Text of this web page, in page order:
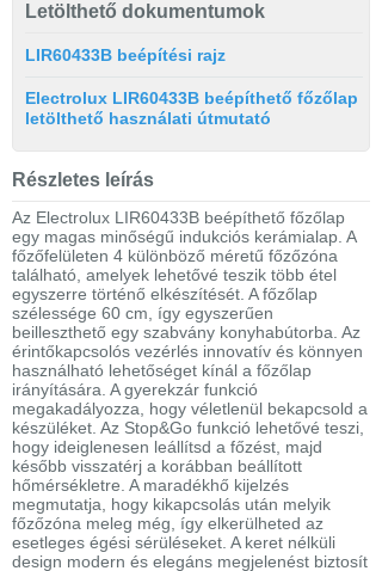
Letölthető dokumentumok
LIR60433B beépítési rajz
Electrolux LIR60433B beépíthető főzőlap
letölthető használati útmutató
Részletes leírás
Az Electrolux LIR60433B beépíthető főzőlap
egy magas minőségű indukciós kerámialap. A
főzőfelületen 4 különböző méretű főzőzóna
található, amelyek lehetővé teszik több étel
egyszerre történő elkészítését. A főzőlap
szélessége 60 cm, így egyszerűen
beilleszthető egy szabvány konyhabútorba. Az
érintőkapcsolós vezérlés innovatív és könnyen
használható lehetőséget kínál a főzőlap
irányítására. A gyerekzár funkció
megakadályozza, hogy véletlenül bekapcsold a
készüléket. Az Stop&Go funkció lehetővé teszi,
hogy ideiglenesen leállítsd a főzést, majd
később visszatérj a korábban beállított
hőmérsékletre. A maradékhő kijelzés
megmutatja, hogy kikapcsolás után melyik
főzőzóna meleg még, így elkerülheted az
esetleges égési sérüléseket. A keret nélküli
design modern és elegáns megjelenést biztosít